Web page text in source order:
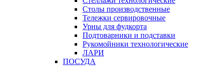
Столы производственные
Тележки сервировочные
Урны для фудкорта
Подтоварники и подставки
Рукомойники технологические
ЛАРИ
ПОСУДА